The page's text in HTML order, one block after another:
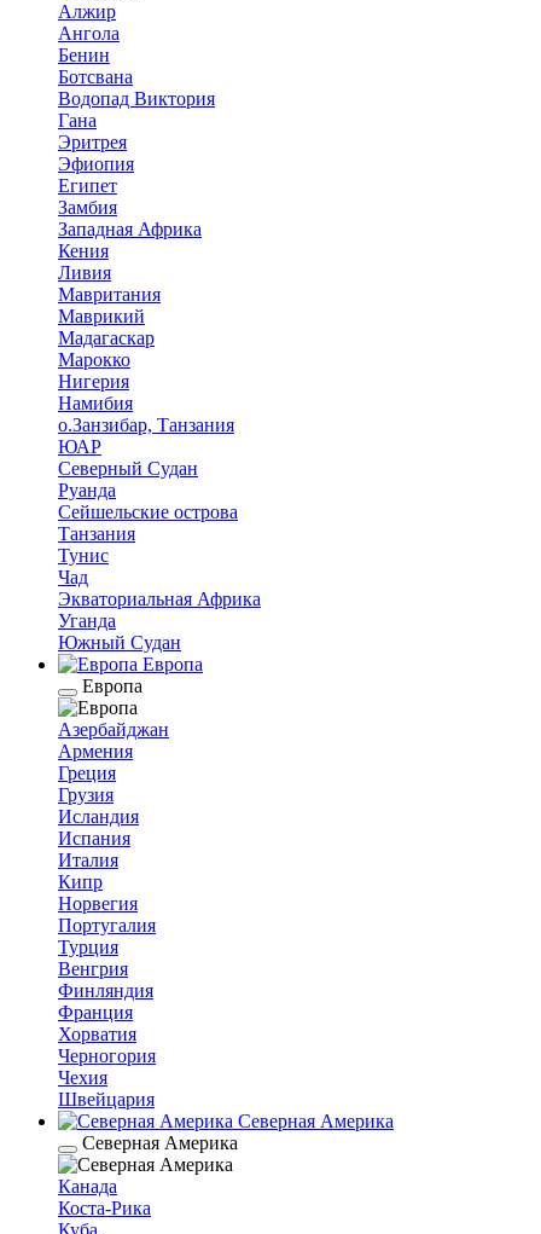
Алжир
Ангола
Бенин
Ботсвана
Водопад Виктория
Гана
Эритрея
Эфиопия
Египет
Замбия
Западная Африка
Кения
Ливия
Мавритания
Маврикий
Мадагаскар
Марокко
Нигерия
Намибия
о.Занзибар, Танзания
ЮАР
Северный Судан
Руанда
Сейшельские острова
Танзания
Тунис
Чад
Экваториальная Африка
Уганда
Южный Судан
Европа
Европа
Азербайджан
Армения
Греция
Грузия
Исландия
Испания
Италия
Кипр
Норвегия
Португалия
Турция
Венгрия
Финляндия
Франция
Хорватия
Черногория
Чехия
Швейцария
Северная Америка
Северная Америка
Канада
Коста-Рика
Куба